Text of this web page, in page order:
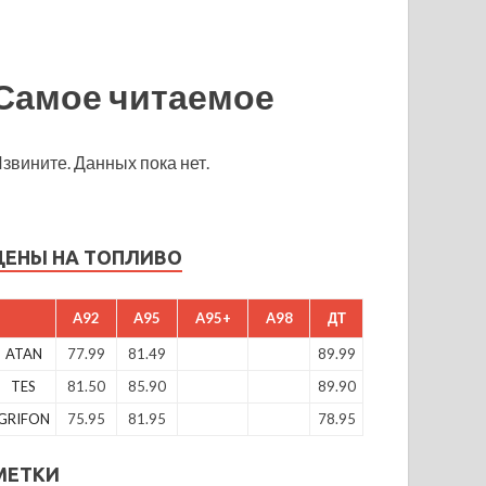
читаемое
Данных пока нет.
НА ТОПЛИВО
A92 A95 A95+ A98 ДТ
ATAN 77.99 81.49
89.99
TES
81.50 85.90
89.90
75.95 81.95 78.95